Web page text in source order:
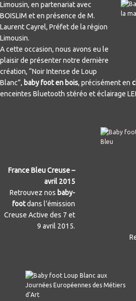
Limousin, en partenariat avec
BOISLIM et en présence de M.
Laurent Cayrel, Préfet de la région
Limousin.
A cette occasion, nous avons eu le
plaisir de présenter notre dernière
création, “Noir Intense de Loup
Blanc”, baby foot en bois, précisément en
enceintes Bluetooth stéréo et éclairage
France Bleu Creuse –
avril 2015
Retrouvez nos baby-
footdans l’émission
Creuse Active des 7 et
9 avril 2015.